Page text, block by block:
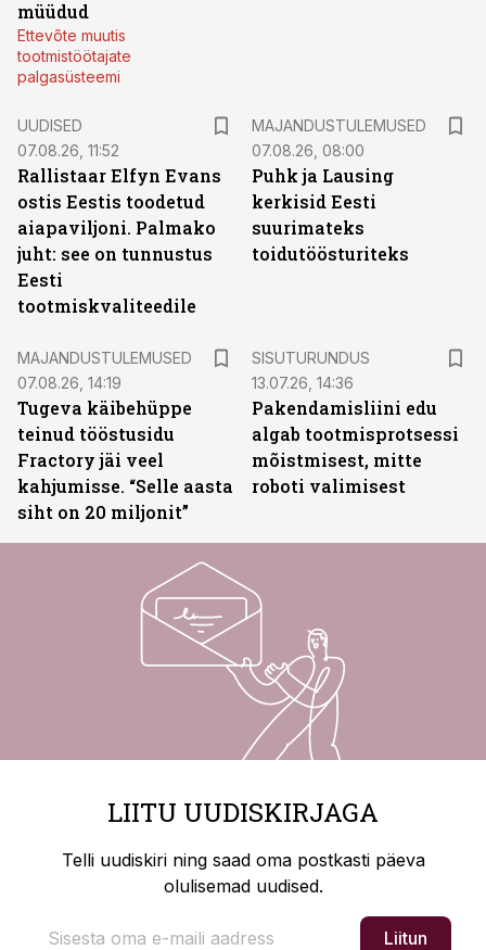
müüdud
Ettevõte muutis
tootmistöötajate
palgasüsteemi
UUDISED
07.08.26, 11:52
Rallistaar Elfyn Evans
ostis Eestis toodetud
aiapaviljoni. Palmako
juht: see on tunnustus
Eesti
tootmiskvaliteedile
MAJANDUSTULEMUSED
07.08.26, 08:00
Puhk ja Lausing
kerkisid Eesti
suurimateks
toidutöösturiteks
MAJANDUSTULEMUSED
07.08.26, 14:19
Tugeva käibehüppe
teinud tööstusidu
Fractory jäi veel
kahjumisse. “Selle aasta
siht on 20 miljonit”
SISUTURUNDUS
13.07.26, 14:36
Pakendamisliini edu
algab tootmisprotsessi
mõistmisest, mitte
roboti valimisest
LIITU UUDISKIRJAGA
Telli uudiskiri ning saad oma postkasti päeva
olulisemad uudised.
Liitun